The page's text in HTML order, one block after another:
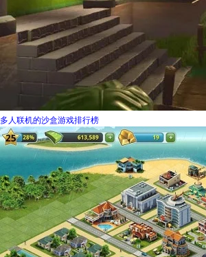
多人联机的沙盒游戏排行榜